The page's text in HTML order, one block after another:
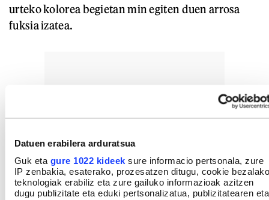
Datuen erabilera arduratsua
Guk eta gure 1022 kideek sure informacio pertsonala, zure
IP zenbakia, esaterako, prozesatzen ditugu, cookie bezalako
teknologiak erabiliz eta zure gailuko informazioak azitzen
dugu publizitate eta eduki pertsonalizatua, publizitatearen eta
urteko kolorea begietan min egiten duen arrosa
fuksia izatea.